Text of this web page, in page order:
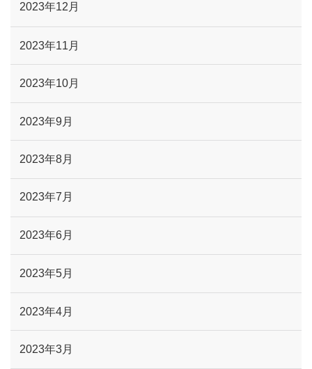
2023年12月
2023年11月
2023年10月
2023年9月
2023年8月
2023年7月
2023年6月
2023年5月
2023年4月
2023年3月